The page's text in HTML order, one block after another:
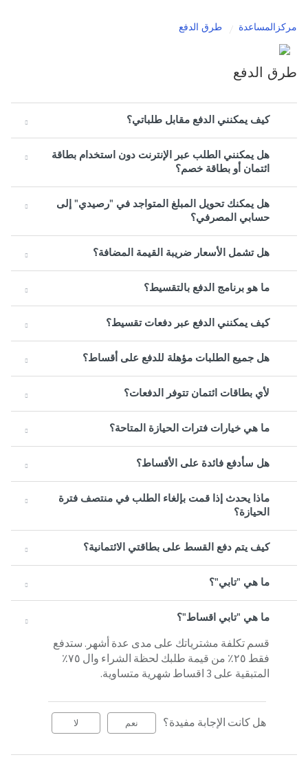
مركزالمساعدة طرق الدفع
طرق الدفع
كيف يمكنني الدفع مقابل طلباتي؟
هل يمكنني الطلب عبر الإنترنت دون استخدام بطاقة
ائتمان أو بطاقة خصم؟
هل يمكنك تحويل المبلغ المتواجد في "رصيدي" إلى
حسابي المصرفي؟
هل تشمل الأسعار ضريبة القيمة المضافة؟
ما هو برنامج الدفع بالتقسيط؟
كيف يمكنني الدفع عبر دفعات تقسيط؟
هل جميع الطلبات مؤهلة للدفع على أقساط؟
لأي بطاقات ائتمان تتوفر الدفعات؟
ما هي خيارات فترات الحيازة المتاحة؟
هل سأدفع فائدة على الأقساط؟
ماذا يحدث إذا قمت بإلغاء الطلب في منتصف فترة
الحيازة؟
كيف يتم دفع القسط على بطاقتي الائتمانية؟
ما هي "تابي"؟
ما هي "تابي اقساط"؟
قسم تكلفة مشترياتك على مدى عدة أشهر. ستدفع
فقط ٢٥٪ من قيمة طلبك لحظة الشراء وال ٧٥٪
المتبقية على 3 اقساط شهرية متساوية.
هل كانت الإجابة مفيدة؟ نعم لا